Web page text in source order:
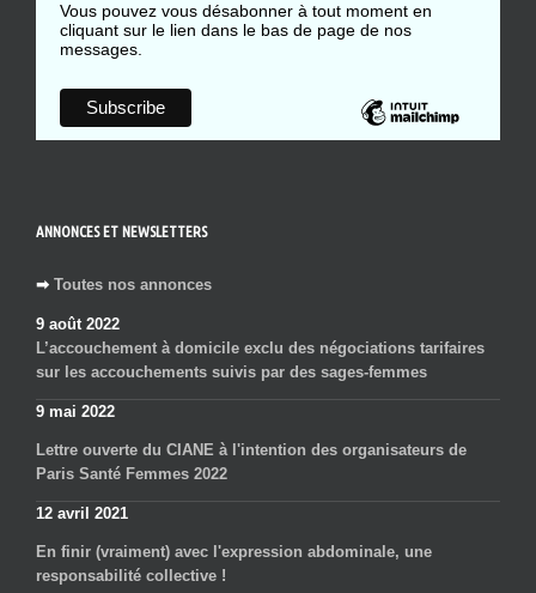
Vous pouvez vous désabonner à tout moment en
cliquant sur le lien dans le bas de page de nos
messages.
ANNONCES ET NEWSLETTERS
➡ Toutes nos annonces
9 août 2022
L’accouchement à domicile exclu des négociations tarifaires
sur les accouchements suivis par des sages-femmes
9 mai 2022
Lettre ouverte du CIANE à l'intention des organisateurs de
Paris Santé Femmes 2022
12 avril 2021
En finir (vraiment) avec l'expression abdominale, une
responsabilité collective !